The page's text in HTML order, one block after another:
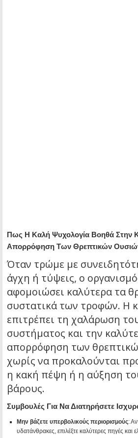
Πως Η Καλή Ψυχολογία Βοηθά Στην
Απορρόφηση Των Θρεπτικών
Όταν τρώμε με
άγχη ή τύψεις, ο
αφομοιώσει καλύτερα τα
συστατικά των τροφών. Η
επιτρέπει τη χαλάρωση
συστήματος και την
απορρόφηση των
χωρίς να προκαλούνται
η κακή πέψη ή η αύξηση
βάρους.
Συμβουλές Για Να Διατηρήσετε
Μην βάζετε υπερβολικούς περιορισμούς:
υδατάνθρακες, επιλέξτε καλύτερες πηγές και